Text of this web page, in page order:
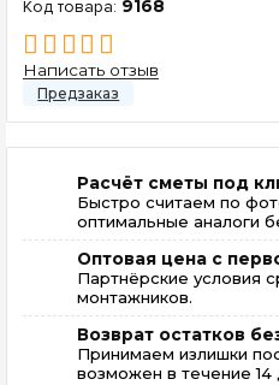
9168
Написать отзыв
Расчёт сметы под
Быстро считаем по
оптимальные аналоги
Оптовая цена с
Партнёрские условия
монтажников.
Возврат остатков
Принимаем излишки
возможен в течение 14